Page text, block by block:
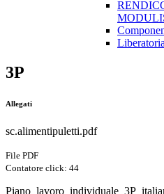
3P
Allegati
sc.alimentipuletti.pdf
File PDF
Contatore click: 44